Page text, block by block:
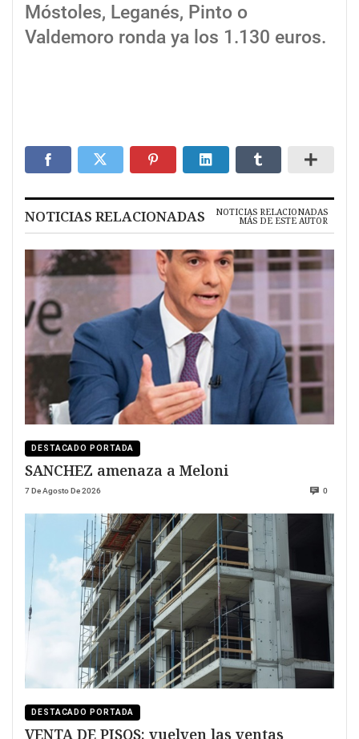
Móstoles, Leganés, Pinto o
Valdemoro ronda ya los 1.130 euros.
NOTICIAS RELACIONADAS NOTICIAS RELACIONADAS
MÁS DE ESTE AUTOR
DESTACADO PORTADA
SANCHEZ amenaza a Meloni
7 De Agosto De 2026 0
DESTACADO PORTADA
VENTA DE PISOS: vuelven las ventas